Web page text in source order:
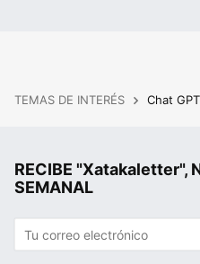
TEMAS DE INTERÉS Chat GPT
RECIBE "Xatakaletter",
SEMANAL